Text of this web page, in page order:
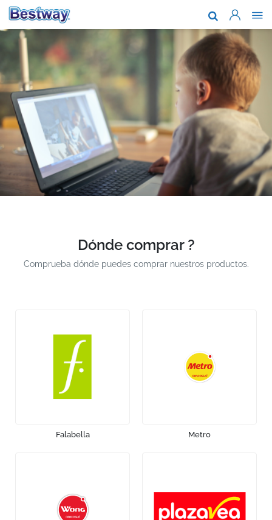
Acerca de
Marcas y
Soporte
Dónde
Noticias
Trabaja
Dónde comprar ?
Comprueba dónde puedes comprar nuestros productos.
Falabella Metro